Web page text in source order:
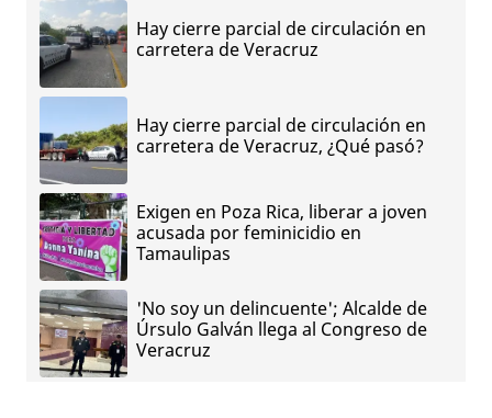
Hay cierre parcial de circulación en
carretera de Veracruz
Hay cierre parcial de circulación en
carretera de Veracruz, ¿Qué pasó?
Exigen en Poza Rica, liberar a joven
acusada por feminicidio en
Tamaulipas
'No soy un delincuente'; Alcalde de
Úrsulo Galván llega al Congreso de
Veracruz